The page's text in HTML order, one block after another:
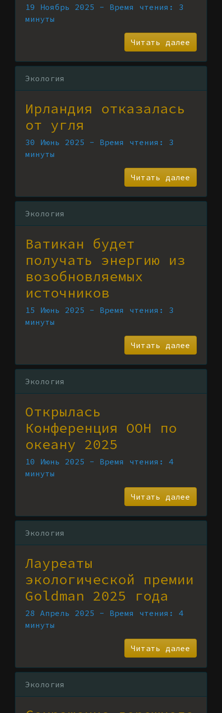
19 Ноябрь 2025 - Время чтения: 3
минуты
Читать далее
Экология
Ирландия отказалась
от угля
30 Июнь 2025 - Время чтения: 3
минуты
Читать далее
Экология
Ватикан будет
получать энергию из
возобновляемых
источников
15 Июнь 2025 - Время чтения: 3
минуты
Читать далее
Экология
Открылась
Конференция ООН по
океану 2025
10 Июнь 2025 - Время чтения: 4
минуты
Читать далее
Экология
Лауреаты
экологической премии
Goldman 2025 года
28 Апрель 2025 - Время чтения: 4
минуты
Читать далее
Экология